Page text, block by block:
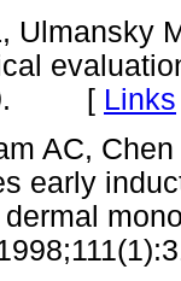
Ulmansky
9. [ Links
AC,
early